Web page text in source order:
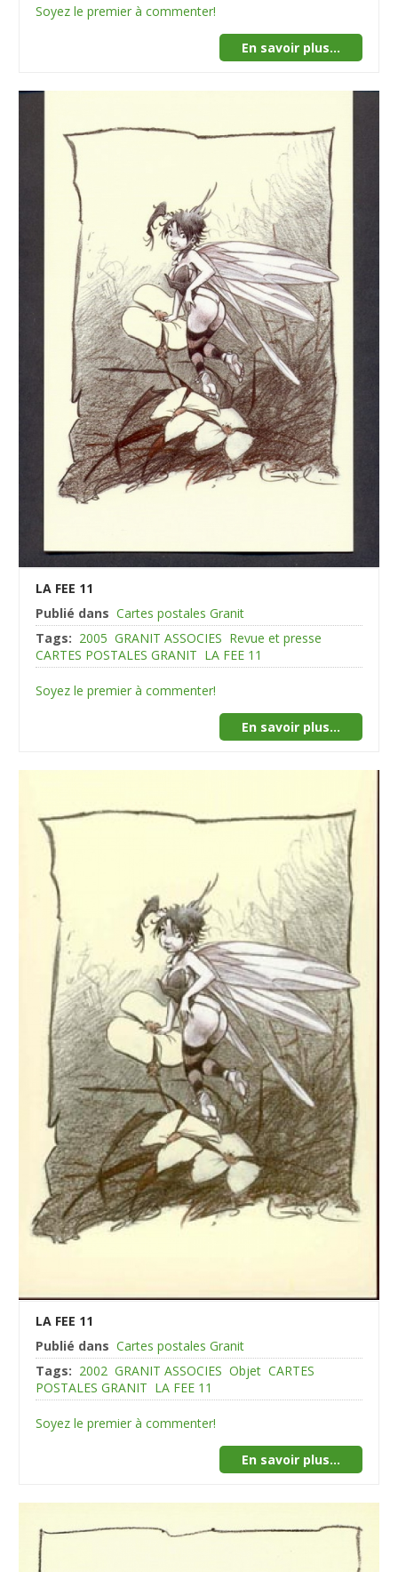
Soyez le premier à commenter!
En savoir plus...
LA FEE 11
Publié dans Cartes postales Granit
Tags: 2005 GRANIT ASSOCIES Revue et presse
CARTES POSTALES GRANIT LA FEE 11
Soyez le premier à commenter!
En savoir plus...
LA FEE 11
Publié dans Cartes postales Granit
Tags: 2002 GRANIT ASSOCIES Objet CARTES
POSTALES GRANIT LA FEE 11
Soyez le premier à commenter!
En savoir plus...